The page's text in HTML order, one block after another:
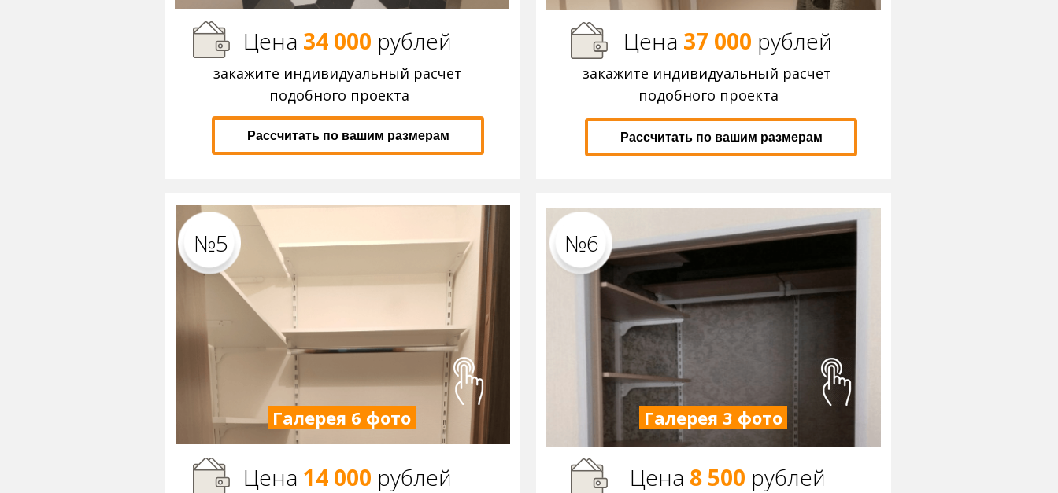
закажите индивидуальный расчет
подобного проекта
закажите индивидуальный расчет
подобного проекта
Цена 37 000 рублей
Цена 34 000 рублей
Цена 8 500 рублей
№6
№5
Галерея 3 фото
Галерея 6 фото
Рассчитать по вашим размерам
Рассчитать по вашим размерам
Цена 14 000 рублей